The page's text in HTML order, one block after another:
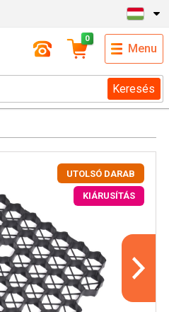
Keresés
0
Menu
UTOLSÓ DARAB
KIÁRUSÍTÁS